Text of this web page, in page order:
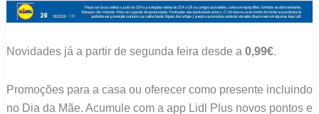
Novidades já a partir de segunda feira desde a 0,99€.
Promoções para a casa ou oferecer como presente incluindo
no Dia da Mãe. Acumule com a app Lidl Plus novos pontos e